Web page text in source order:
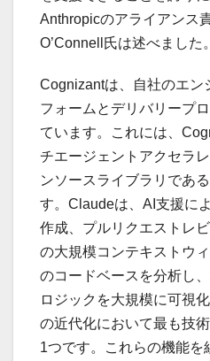
Anthropicのアライアンス
O’Connell氏は述べました。
Cognizantは、自社のエン
フォームとデリバリープ
ています。これには、
チエージェントアクセラ
ンソースライブラリである
す。Claudeは、AI支援に
作成、プルリクエストレ
の大規模コンテキストウ
のコードベースを分析し
ロジックを大規模に可視
の近代化において最も技
1つです。これらの機能を